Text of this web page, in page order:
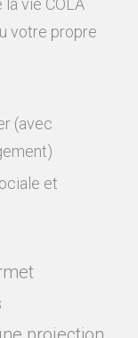
vie COLA
votre propre
(avec
et